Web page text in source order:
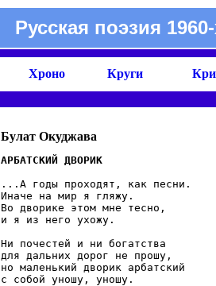
Русская поэзия
Хроно Круги
Булат Окуджава
...А годы проходят, как песни.
Иначе на мир я гляжу.
Во дворике этом мне тесно,
и я из него ухожу.
Ни почестей и ни богатства
для дальних дорог не прошу,
но маленький дворик арбатский
с собой уношу, уношу.